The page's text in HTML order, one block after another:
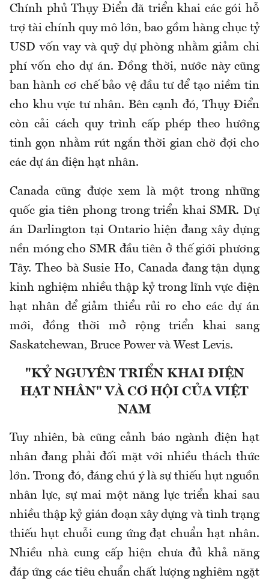
Chính phủ Thụy Điển đã triển khai các gói hỗ
trợ tài chính quy mô lớn, bao gồm hàng chục tỷ
USD vốn vay và quỹ dự phòng nhằm giảm chi
phí vốn cho dự án. Đồng thời, nước này cũng
ban hành cơ chế bảo vệ đầu tư để tạo niềm tin
cho khu vực tư nhân. Bên cạnh đó, Thụy Điển
còn cải cách quy trình cấp phép theo hướng
tinh gọn nhằm rút ngắn thời gian chờ đợi cho
các dự án điện hạt nhân.
Canada cũng được xem là một trong những
quốc gia tiên phong trong triển khai SMR. Dự
án Darlington tại Ontario hiện đang xây dựng
nền móng cho SMR đầu tiên ở thế giới phương
Tây. Theo bà Susie Ho, Canada đang tận dụng
kinh nghiệm nhiều thập kỷ trong lĩnh vực điện
hạt nhân để giảm thiểu rủi ro cho các dự án
mới, đồng thời mở rộng triển khai sang
Saskatchewan, Bruce Power và West Levis.
"KỶ NGUYÊN TRIỂN KHAI ĐIỆN
HẠT NHÂN" VÀ CƠ HỘI CỦA VIỆT
NAM
Tuy nhiên, bà cũng cảnh báo ngành điện hạt
nhân đang phải đối mặt với nhiều thách thức
lớn. Trong đó, đáng chú ý là sự thiếu hụt nguồn
nhân lực, sự mai một năng lực triển khai sau
nhiều thập kỷ gián đoạn xây dựng và tình trạng
thiếu hụt chuỗi cung ứng đạt chuẩn hạt nhân.
Nhiều nhà cung cấp hiện chưa đủ khả năng
đáp ứng các tiêu chuẩn chất lượng nghiêm ngặt